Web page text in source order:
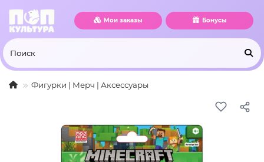
Мои заказы Бонусы
Фигурки | Мерч | Аксессуары